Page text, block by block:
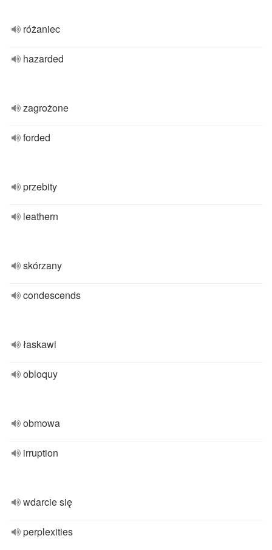
różaniec
hazarded
zagrożone
forded
przebity
leathern
skórzany
condescends
łaskawi
obloquy
obmowa
irruption
wdarcie się
perplexities